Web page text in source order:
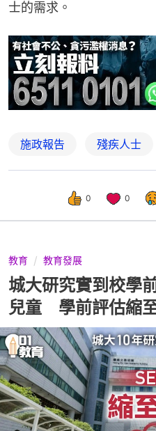
士的需求。
施政報告 殘疾人士
0 0
教育 教育發展
城大研究實到校學
兒童 學前評估縮